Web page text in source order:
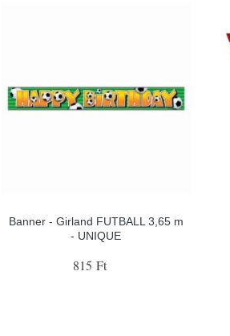
Banner - Girland FUTBALL 3,65 m
- UNIQUE
815 Ft